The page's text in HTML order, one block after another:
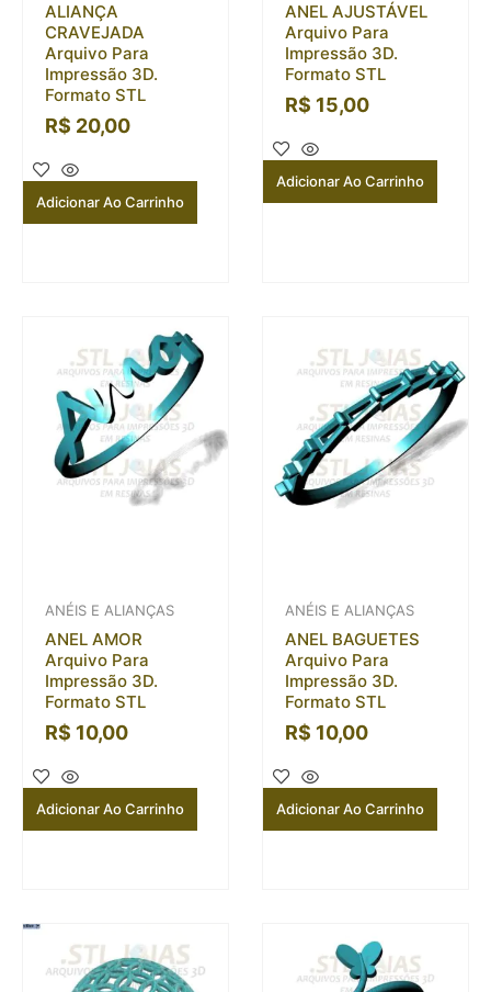
ALIANÇA
CRAVEJADA
Arquivo Para
Impressão 3D.
Formato STL
R$ 20,00
Adicionar Ao Carrinho
ANEL AJUSTÁVEL
Arquivo Para
Impressão 3D.
Formato STL
R$ 15,00
Adicionar Ao Carrinho
ANÉIS E ALIANÇAS
ANEL AMOR
Arquivo Para
Impressão 3D.
Formato STL
R$ 10,00
Adicionar Ao Carrinho
ANÉIS E ALIANÇAS
ANEL BAGUETES
Arquivo Para
Impressão 3D.
Formato STL
R$ 10,00
Adicionar Ao Carrinho